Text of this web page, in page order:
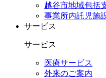
越谷市地域包括
事業所内託児施
サービス
サービス
医療サービス
外来のご案内